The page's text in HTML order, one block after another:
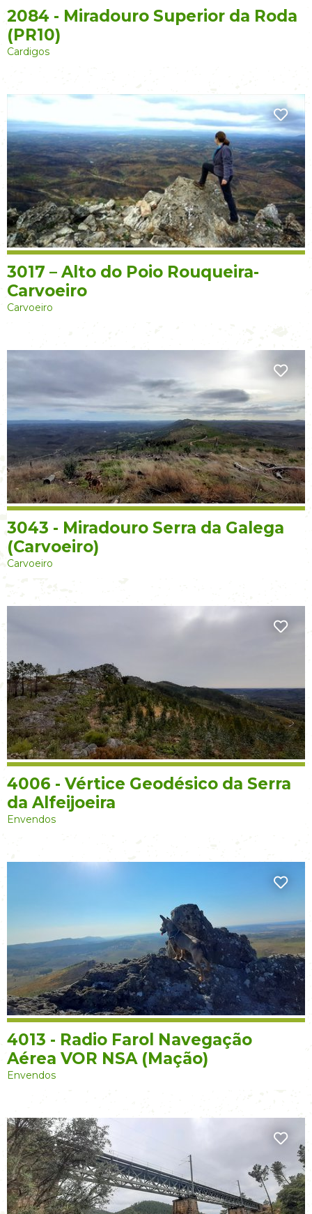
2084 - Miradouro Superior da Roda
(PR10)
Cardigos
3017 – Alto do Poio Rouqueira-
Carvoeiro
Carvoeiro
3043 - Miradouro Serra da Galega
(Carvoeiro)
Carvoeiro
4006 - Vértice Geodésico da Serra
da Alfeijoeira
Envendos
4013 - Radio Farol Navegação
Aérea VOR NSA (Mação)
Envendos